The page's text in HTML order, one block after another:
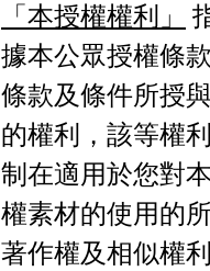
「本授權權利」
據本公眾授權條
條款及條件所授
的權利，該等權
制在適用於您對
權素材的使用的
著作權及相似權